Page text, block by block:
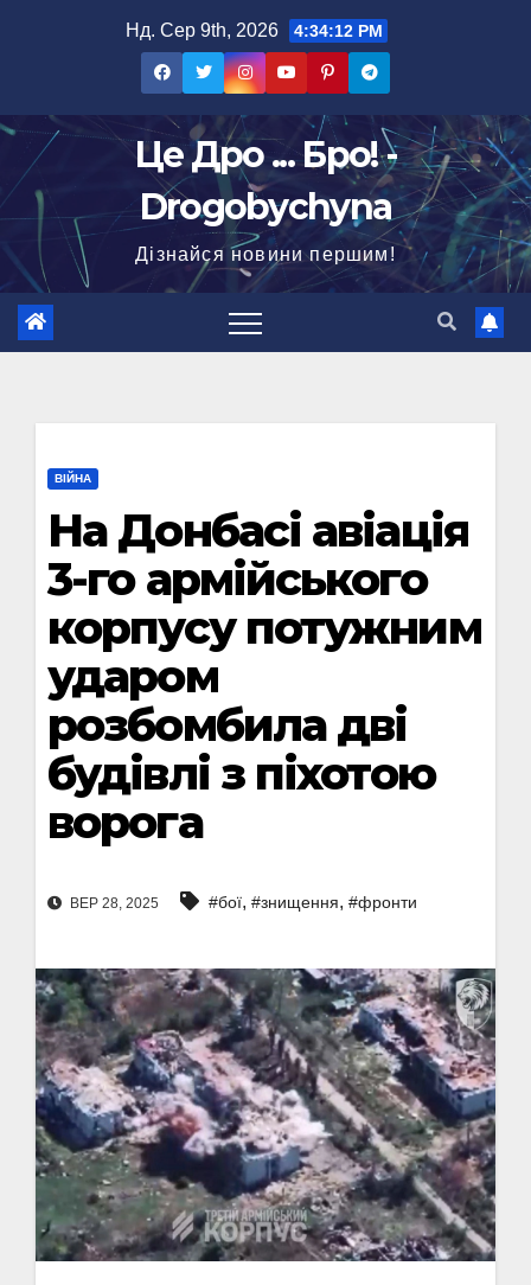
Нд. Сер 9th, 2026 4:34:13 PM
Це Дро ... Бро! -
Drogobychyna
Дізнайся новини першим!
ВІЙНА
На Донбасі авіація
3-го армійського
корпусу потужним
ударом
розбомбила дві
будівлі з піхотою
ворога
ВЕР 28, 2025 #бої, #знищення, #фронти